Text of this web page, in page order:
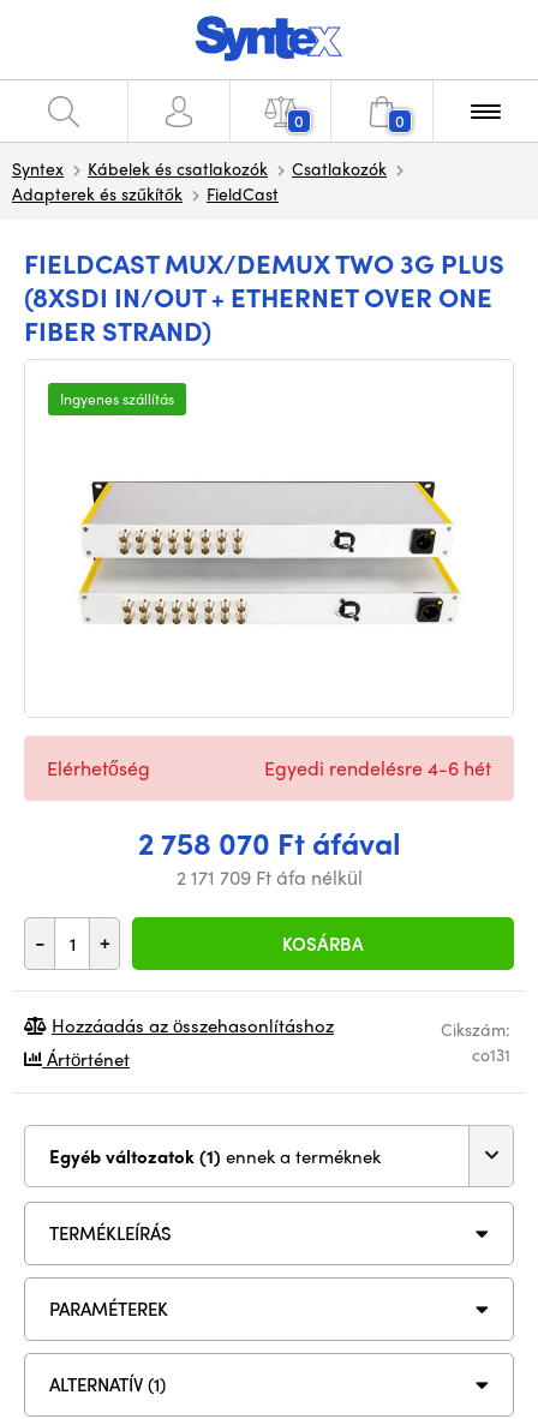
0 0
Syntex Kábelek és csatlakozók
Csatlakozók
Adapterek és szűkítők
FieldCast
FIELDCAST MUX/DEMUX TWO 3G PLUS
(8XSDI IN/OUT + ETHERNET OVER ONE
FIBER STRAND)
Ingyenes szállítás
2 758 070 Ft áfával
2 171 709 Ft áfa nélkül
- + KOSÁRBA
Elérhetőség Egyedi rendelésre 4-6 hét
Cikszám:
co131
Hozzáadás az összehasonlításhoz
Ártörténet
Egyéb változatok (1) ennek a terméknek
TERMÉKLEÍRÁS
PARAMÉTEREK
ALTERNATÍV (1)